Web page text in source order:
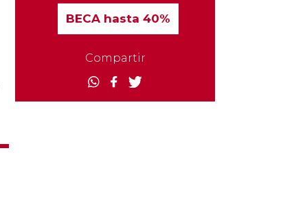
BECAhasta 40%
Compartir